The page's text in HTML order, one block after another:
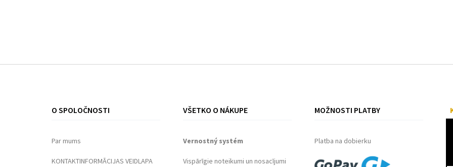
O SPOLOČNOSTI
Par mums
KONTAKTINFORMĀCIJAS VEIDLAPA
VŠETKO O NÁKUPE
Vernostný systém
Vispārīgie noteikumi un nosacījumi
MOŽNOSTI PLATBY
Platba na dobierku